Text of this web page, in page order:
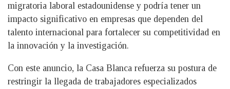
migratoria laboral estadounidense y podría tener un
impacto significativo en empresas que dependen del
talento internacional para fortalecer su competitividad en
la innovación y la investigación.
Con este anuncio, la Casa Blanca refuerza su postura de
restringir la llegada de trabajadores especializados